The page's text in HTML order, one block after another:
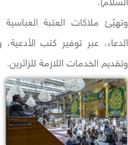
السلام).
وتهيّئ ملاكات العتبة العباسية
الدعاء، عبر توفير كتب الأدعية،
وتقديم الخدمات اللازمة للزائرين.